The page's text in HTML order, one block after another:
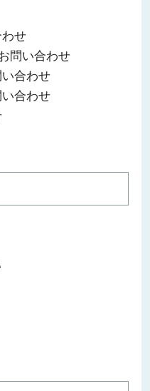
せ
問い合わせ
合わせ
合わせ